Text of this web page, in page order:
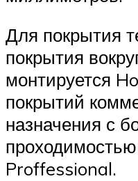
Для покрытия
покрытия
монтируется
покрытий
назначения с
Proffessional.